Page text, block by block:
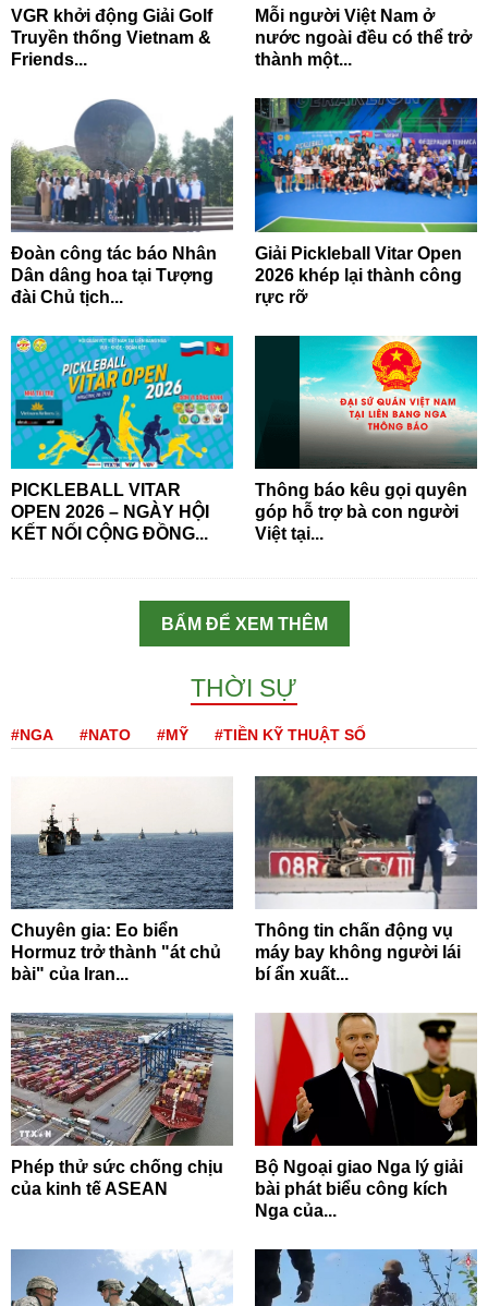
VGR khởi động Giải Golf
Truyền thống Vietnam &
Friends...
Mỗi người Việt Nam ở
nước ngoài đều có thể trở
thành một...
Đoàn công tác báo Nhân
Dân dâng hoa tại Tượng
đài Chủ tịch...
Giải Pickleball Vitar Open
2026 khép lại thành công
rực rỡ
PICKLEBALL VITAR
OPEN 2026 – NGÀY HỘI
KẾT NỐI CỘNG ĐỒNG...
Thông báo kêu gọi quyên
góp hỗ trợ bà con người
Việt tại...
BẤM ĐỂ XEM THÊM
THỜI SỰ
#NGA #NATO #MỸ #TIỀN KỸ THUẬT SỐ
Chuyên gia: Eo biển
Hormuz trở thành "át chủ
bài" của Iran...
Thông tin chấn động vụ
máy bay không người lái
bí ẩn xuất...
Phép thử sức chống chịu
của kinh tế ASEAN
Bộ Ngoại giao Nga lý giải
bài phát biểu công kích
Nga của...